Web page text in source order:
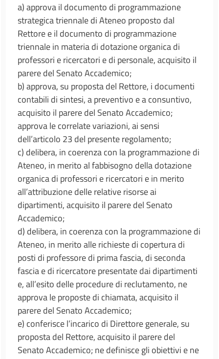
a) approva il documento di programmazione
strategica triennale di Ateneo proposto dal
Rettore e il documento di programmazione
triennale in materia di dotazione organica di
professori e ricercatori e di personale, acquisito il
parere del Senato Accademico;
b) approva, su proposta del Rettore, i documenti
contabili di sintesi, a preventivo e a consuntivo,
acquisito il parere del Senato Accademico;
approva le correlate variazioni, ai sensi
dell’articolo 23 del presente regolamento;
c) delibera, in coerenza con la programmazione di
Ateneo, in merito al fabbisogno della dotazione
organica di professori e ricercatori e in merito
all’attribuzione delle relative risorse ai
dipartimenti, acquisito il parere del Senato
Accademico;
d) delibera, in coerenza con la programmazione di
Ateneo, in merito alle richieste di copertura di
posti di professore di prima fascia, di seconda
fascia e di ricercatore presentate dai dipartimenti
e, all’esito delle procedure di reclutamento, ne
approva le proposte di chiamata, acquisito il
parere del Senato Accademico;
e) conferisce l’incarico di Direttore generale, su
proposta del Rettore, acquisito il parere del
Senato Accademico; ne definisce gli obiettivi e ne